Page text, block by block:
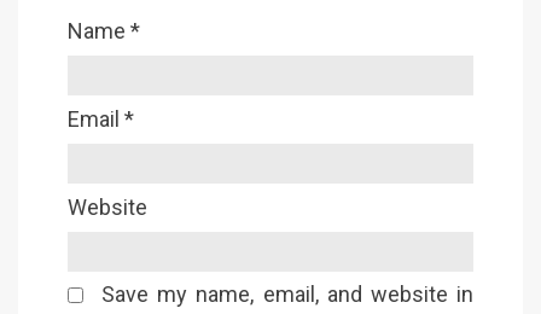
Name *
Email *
Website
Save my name, email, and website in